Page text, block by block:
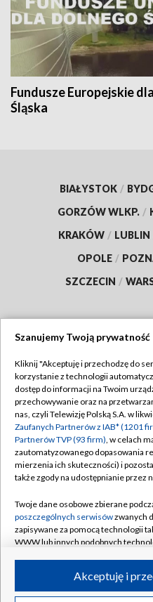
Fundusze Europejskie
Śląska
BIAŁYSTOK /
GORZÓW WLKP. /
KRAKÓW / LUBLIN
OPOLE /
SZCZECIN /
Abonament TVP
Emisja w TVP
Centrum informacji TVP
Naziemna Telewizja
Rada Programowa
System NOS
Informacje o nadawcy
Program dla prasy
©2026 Telewizja
Szanujemy Twoją prywatność
Kliknij "Akceptuję i przechodzę do
korzystanie z technologii
dostęp do informacji na Twoim
przechowywanie oraz na
nas, czyli Telewizję Polską S.A. w
Zaufanych Partnerów z IAB* (1201
Partnerów TVP (93 firm), w celach
zautomatyzowanego dopasowania
mierzenia ich skuteczności) i
także zgody na udostępnianie przez
Twoje dane osobowe zbierane
poszczególnych serwisówzwanych
zapisywane za pomocą technologii
WWW lub innych podobnych
ruchu w Internecie.Akceptuję i